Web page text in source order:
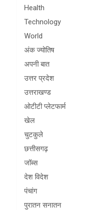
Health
Technology
World
अंक ज्योतिष
अपनी बात
उत्तर प्रदेश
उत्तराखण्ड
ओटीटी प्लेटफार्म
खेल
चुटकुले
छत्तीसगढ़
जॉब्स
देश विदेश
पंचांग
पुरातन सनातन